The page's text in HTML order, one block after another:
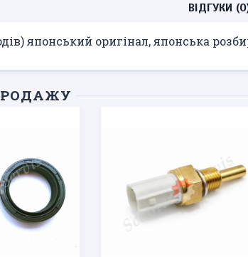
ВІДГУКИ
японський оригінал, японська